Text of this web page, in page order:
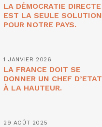
LA DÉMOCRATIE DIRECTE
EST LA SEULE SOLUTION
POUR NOTRE PAYS.
1 JANVIER 2026
LA FRANCE DOIT SE
DONNER UN CHEF D’ETAT
À LA HAUTEUR.
29 AOÛT 2025